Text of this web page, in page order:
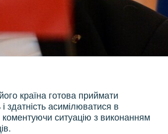
країна готова приймати
здатність асимілюватися в
ситуацію з виконанням